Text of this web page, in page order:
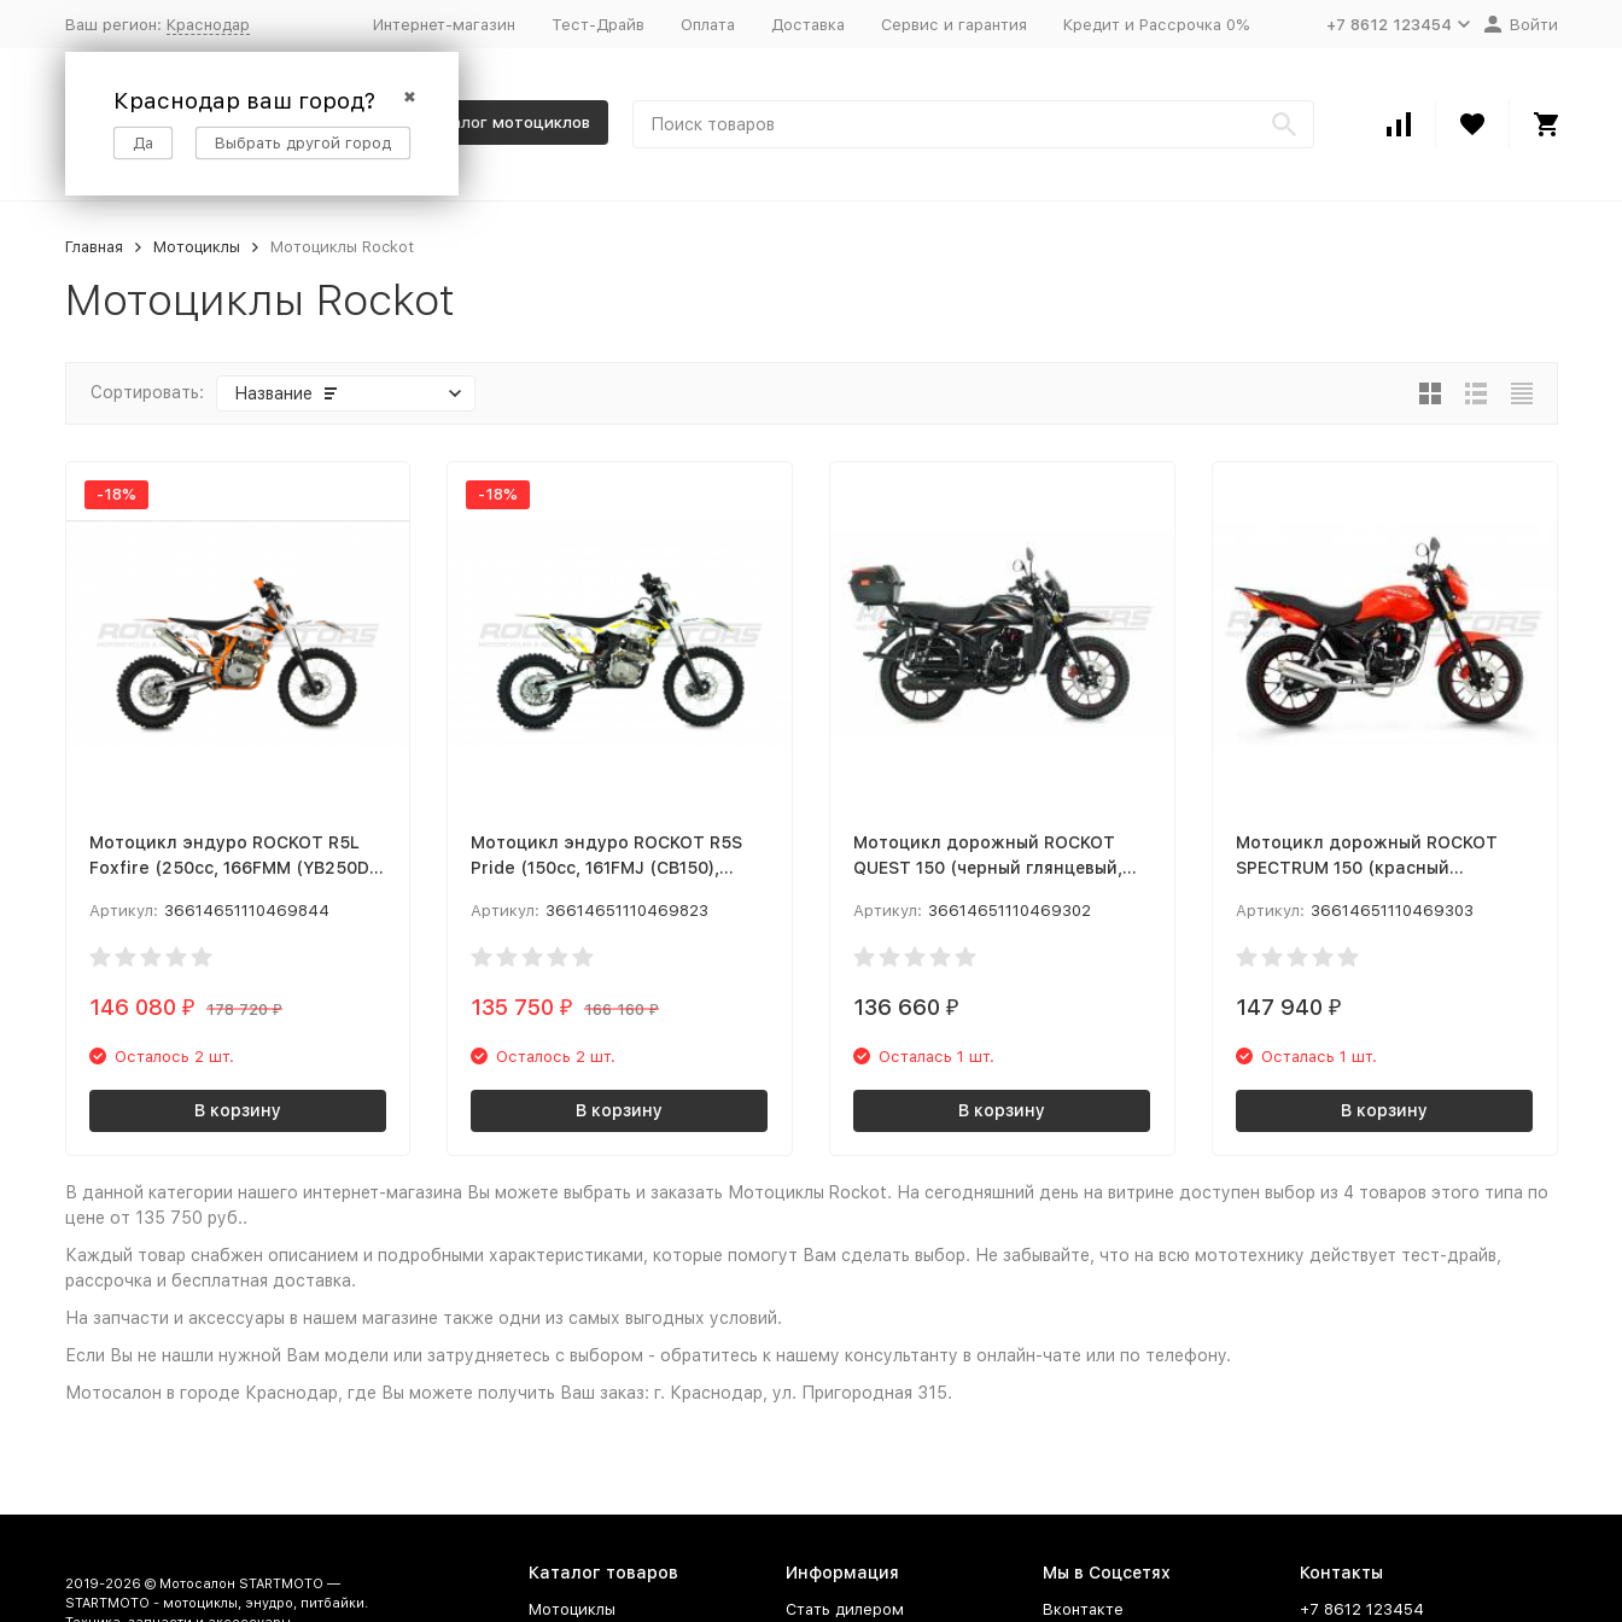
Ваш регион: Краснодар
✖
Краснодар ваш город?
Да Выбрать другой город
Интернет-магазин Тест-Драйв Оплата Доставка Сервис и гарантия Кредит и Рассрочка 0% +7 8612 123454 Войти
Каталог мотоциклов
Главная Мотоциклы Мотоциклы Rockot
Мотоциклы Rockot
Сортировать: Название
-18%
Мотоцикл эндуро ROCKOT R5L
Foxfire (250cc, 166FMM (YB250D),
Артикул: 36614651110469844
146 080 ₽ 178 720₽
Осталось 2 шт.
В корзину
-18%
Мотоцикл эндуро ROCKOT R5S
Pride (150cc, 161FMJ (CB150),
Артикул: 36614651110469823
135 750₽ 166 160₽
Осталось 2 шт.
В корзину
Мотоцикл дорожный ROCKOT
QUEST 150 (черный глянцевый,
Артикул: 36614651110469302
136 660 ₽
Осталась 1 шт.
В корзину
Мотоцикл дорожный ROCKOT
SPECTRUM 150 (красный
Артикул: 36614651110469303
147 940 ₽
Осталась 1 шт.
В корзину
В данной категории нашего интернет-магазина Вы можете выбрать и заказать Мотоциклы Rockot. На сегодняшний день на витрине доступен выбор из 4 товаров этого типа по
цене от 135 750 руб..
Каждый товар снабжен описанием и подробными характеристиками, которые помогут Вам сделать выбор. Не забывайте, что на всю мототехнику действует тест-драйв,
рассрочка и бесплатная доставка.
На запчасти и аксессуары в нашем магазине также одни из самых выгодных условий.
Если Вы не нашли нужной Вам модели или затрудняетесь с выбором - обратитесь к нашему консультанту в онлайн-чате или по телефону.
Мотосалон в городе Краснодар, где Вы можете получить Ваш заказ: г. Краснодар, ул. Пригородная 315.
2019-2026 © Мотосалон STARTMOTO —
STARTMOTO - мотоциклы, энудро, питбайки.
Каталог товаров
Мотоциклы
Информация
Стать дилером
Мы в Соцсетях
Вконтакте
Контакты
+7 8612 123454